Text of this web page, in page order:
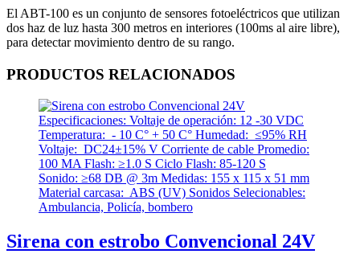
El ABT-100 es un conjunto de sensores fotoeléctricos que utilizan
dos haz de luz hasta 300 metros en interiores (100ms al aire libre),
para detectar movimiento dentro de su rango.
PRODUCTOS RELACIONADOS
Sirena con estrobo Convencional 24V